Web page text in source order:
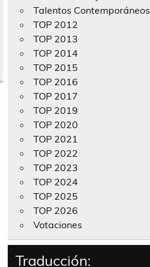
Talentos Contemporáneos
TOP 2012
TOP 2013
TOP 2014
TOP 2015
TOP 2016
TOP 2017
TOP 2019
TOP 2020
TOP 2021
TOP 2022
TOP 2023
TOP 2024
TOP 2025
TOP 2026
Votaciones
Traducción: